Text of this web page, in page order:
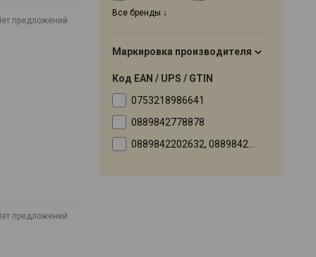
предложений
предложений
Все бренды
Маркировка производителя
Код EAN / UPS / GTIN
0753218986641
0889842778878
0889842202632, 0889842202670, 0889842202717, 0889842202755, 0889842203431, 0889842203479, 0889842203509, 0889842203516, 0889842203523, 0889842203554, 0889842209587, 0889842446142, 0889842530292, 0889842530490